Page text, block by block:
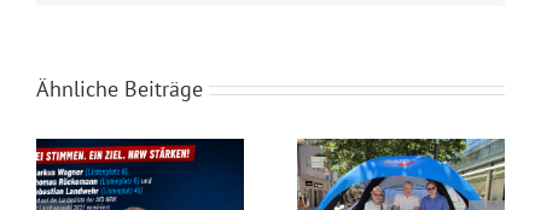
Ähnliche Beiträge